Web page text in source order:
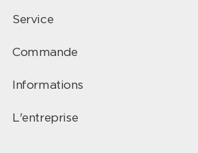
Service
Commande
Informations
L'entreprise